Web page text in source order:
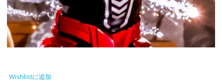
Wishlistに追加